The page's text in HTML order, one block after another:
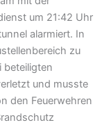
um 21:42 Uhr
alarmiert. In
zu
beteiligten
und musste
den Feuerwehren